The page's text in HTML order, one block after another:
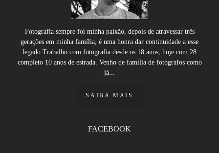
Fotografia sempre foi minha paixão, depois de atravessar três
gerações em minha família, é uma honra dar continuidade a esse
legado.Trabalho com fotografia desde os 18 anos, hoje com 28
completo 10 anos de estrada. Venho de família de fotógrafos como
já...
SAIBA MAIS
FACEBOOK